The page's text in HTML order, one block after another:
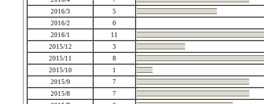
2016/3
5
2016/2
0
2016/1
11
2015/12
3
2015/11
8
2015/10
1
2015/9
7
2015/8
7